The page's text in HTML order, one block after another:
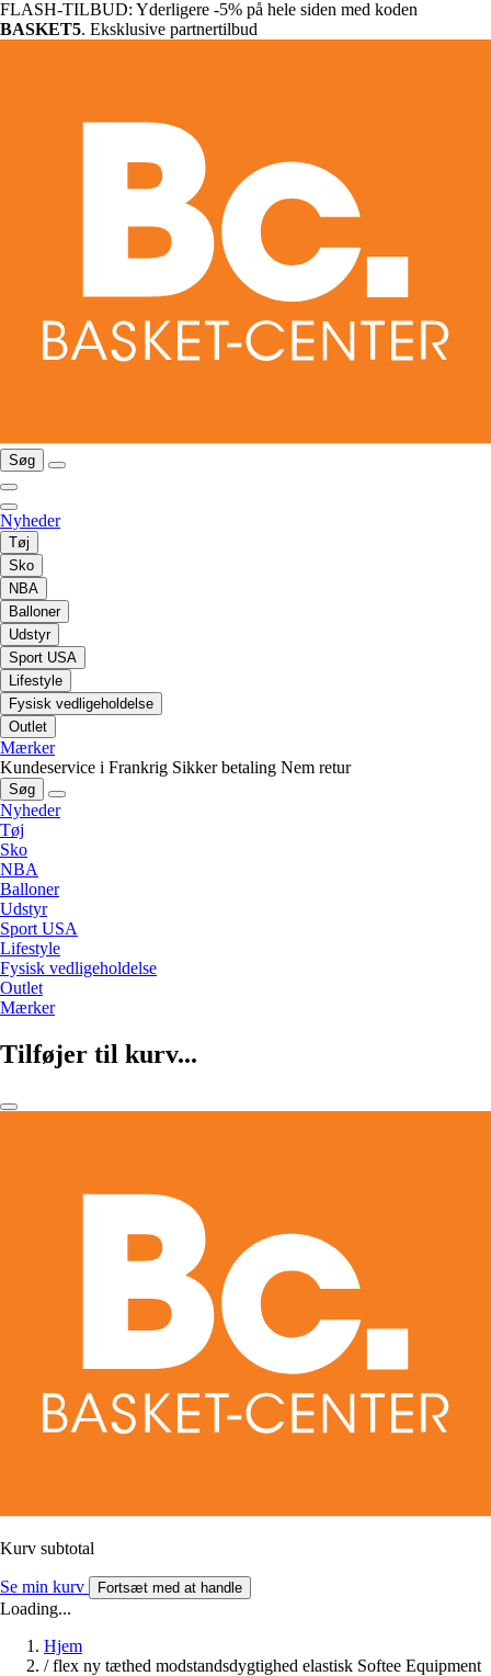
FLASH-TILBUD: Yderligere -5% på hele siden med koden
BASKET5. Eksklusive partnertilbud
Søg
Nyheder
Tøj
Sko
NBA
Balloner
Udstyr
Sport USA
Lifestyle
Fysisk vedligeholdelse
Outlet
Mærker
Kundeservice i Frankrig Sikker betaling Nem retur
Søg
Nyheder
Tøj
Sko
NBA
Balloner
Udstyr
Sport USA
Lifestyle
Fysisk vedligeholdelse
Outlet
Mærker
Tilføjer til kurv...
Kurv subtotal
Se min kurv Fortsæt med at handle
Loading...
Hjem
/ flex ny tæthed modstandsdygtighed elastisk Softee Equipment